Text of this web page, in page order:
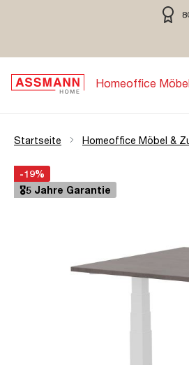
Zur Hauptnavigation
80
Homeoffice
Startseite Homeoffice Möbel &
Bildergalerie überspringen
Öffne Zoom-Modal
-19%
🎖️5 Jahre Garantie